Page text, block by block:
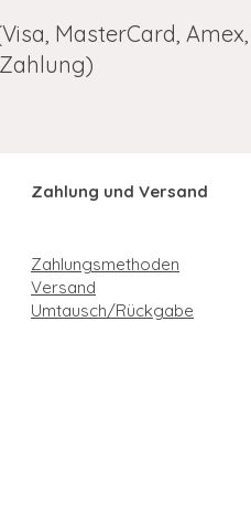
MasterCard, Amex,
Zahlung und Versand
Zahlungsmethoden
Versand
Umtausch/Rückgabe